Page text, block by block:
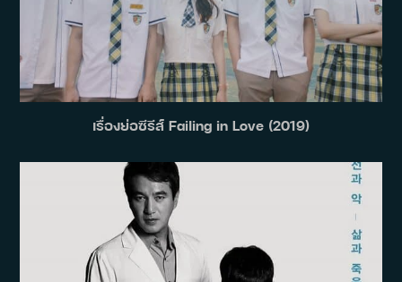
เรื่องย่อซีรีส์ Failing in Love (2019)